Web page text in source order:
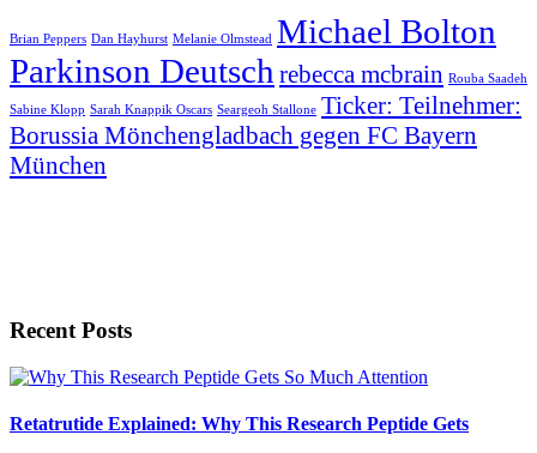
Brian Peppers Dan Hayhurst Melanie Olmstead Michael Bolton
Parkinson Deutsch rebecca mcbrain Rouba Saadeh
Sabine Klopp Sarah Knappik Oscars Seargeoh Stallone Ticker: Teilnehmer:
Borussia Mönchengladbach gegen FC Bayern
München
Recent Posts
Retatrutide Explained: Why This Research Peptide Gets